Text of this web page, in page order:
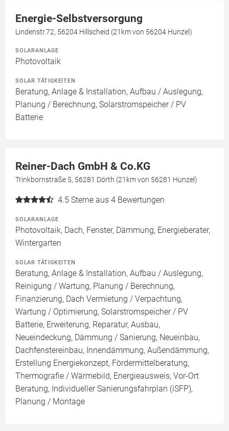
Energie-Selbstversorgung
Lindenstr.72, 56204 Hillscheid (21km von 56204 Hunzel)
SOLARANLAGE
Photovoltaik
SOLAR TÄTIGKEITEN
Beratung, Anlage & Installation, Aufbau / Auslegung,
Planung / Berechnung, Solarstromspeicher / PV
Batterie
Reiner-Dach GmbH & Co.KG
Trinkbornstraße 5, 56281 Dörth (21km von 56281 Hunzel)
4.5 Sterne aus 4 Bewertungen
SOLARANLAGE
Photovoltaik, Dach, Fenster, Dämmung, Energieberater,
Wintergarten
SOLAR TÄTIGKEITEN
Beratung, Anlage & Installation, Aufbau / Auslegung,
Reinigung / Wartung, Planung / Berechnung,
Finanzierung, Dach Vermietung / Verpachtung,
Wartung / Optimierung, Solarstromspeicher / PV
Batterie, Erweiterung, Reparatur, Ausbau,
Neueindeckung, Dämmung / Sanierung, Neueinbau,
Dachfenstereinbau, Innendämmung, Außendämmung,
Erstellung Energiekonzept, Fördermittelberatung,
Thermografie / Wärmebild, Energieausweis, Vor-Ort
Beratung, Individueller Sanierungsfahrplan (iSFP),
Planung / Montage